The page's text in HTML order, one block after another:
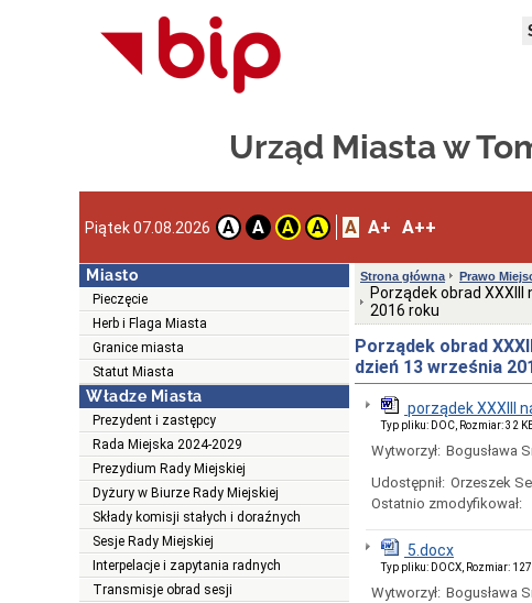
Urząd Miasta w
Piątek 07.08.2026 A A A A A A+ A++
Miasto
Pieczęcie
Herb i Flaga Miasta
Granice miasta
Statut Miasta
Władze Miasta
Prezydent i zastępcy
Rada Miejska 2024-2029
Prezydium Rady Miejskiej
Dyżury w Biurze Rady Miejskiej
Składy komisji stałych i doraźnych
Sesje Rady Miejskiej
Interpelacje i zapytania radnych
Transmisje obrad sesji
Strona główna Prawo
Porządek obrad
2016 roku
Porządek obrad
dzień 13 września
porządek XXXIII
Typ pliku: DOC, Rozmiar: 32
Wytworzył: Bogusława
Udostępnił: Orzeszek
Ostatnio zmodyfikował:
5.docx
Typ pliku: DOCX, Rozmiar: 127
Wytworzył: Bogusława